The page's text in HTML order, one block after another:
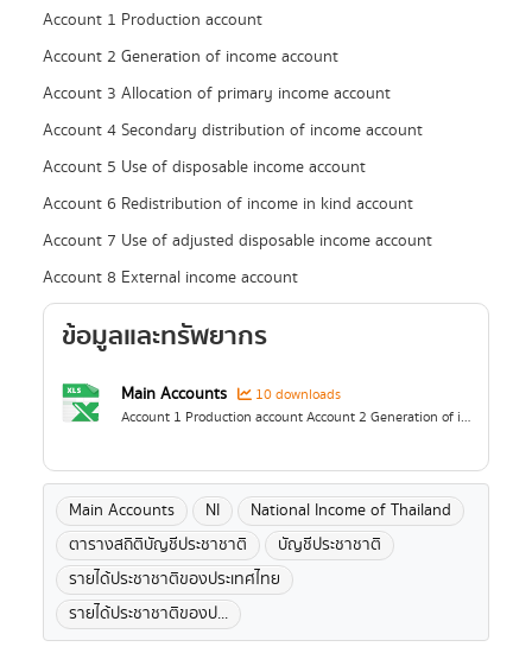
Account 1 Production account
Account 2 Generation of income account
Account 3 Allocation of primary income account
Account 4 Secondary distribution of income account
Account 5 Use of disposable income account
Account 6 Redistribution of income in kind account
Account 7 Use of adjusted disposable income account
Account 8 External income account
ข้อมูลและทรัพยากร
Main Accounts
10 downloads
Account 1 Production account Account 2 Generation of income account Account 3 Allocation of primary income account Account 4 Secondary distribution of income account Account 5 Use of...
Main Accounts NI
National Income of Thailand
ตารางสถิติบัญชีประชาชาติ
บัญชีประชาชาติ
รายได้ประชาชาติของประเทศไทย
รายได้ประชาชาติของป...